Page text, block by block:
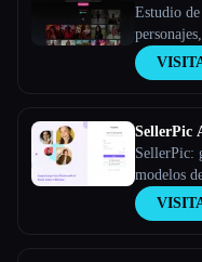
Estudio
SellerPic
SellerPic:
modelos